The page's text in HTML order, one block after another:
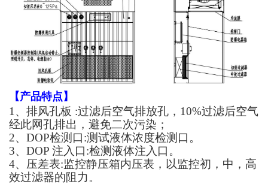
【产品特点 】
1、排风孔板 :过滤后空气排放孔，10%过滤后空气
经此网孔排出，避免二次污染；
2、DOP检测口:测试液体浓度检测口。
3、DOP 注入口:检测液体注入口。
4、压差表:监控静压箱内压表，以监控初，中，高
效过滤器的阻力。